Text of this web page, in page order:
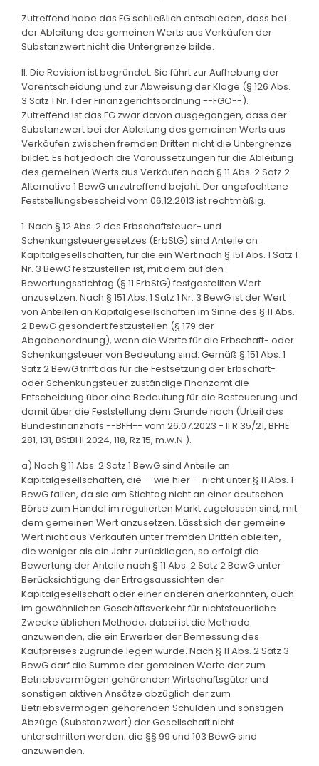
Zutreffend habe das FG schließlich entschieden, dass bei
der Ableitung des gemeinen Werts aus Verkäufen der
Substanzwert nicht die Untergrenze bilde.
II. Die Revision ist begründet. Sie führt zur Aufhebung der
Vorentscheidung und zur Abweisung der Klage (§ 126 Abs.
3 Satz 1 Nr. 1 der Finanzgerichtsordnung --FGO--).
Zutreffend ist das FG zwar davon ausgegangen, dass der
Substanzwert bei der Ableitung des gemeinen Werts aus
Verkäufen zwischen fremden Dritten nicht die Untergrenze
bildet. Es hat jedoch die Voraussetzungen für die Ableitung
des gemeinen Werts aus Verkäufen nach § 11 Abs. 2 Satz 2
Alternative 1 BewG unzutreffend bejaht. Der angefochtene
Feststellungsbescheid vom 06.12.2013 ist rechtmäßig.
1. Nach § 12 Abs. 2 des Erbschaftsteuer- und
Schenkungsteuergesetzes (ErbStG) sind Anteile an
Kapitalgesellschaften, für die ein Wert nach § 151 Abs. 1 Satz 1
Nr. 3 BewG festzustellen ist, mit dem auf den
Bewertungsstichtag (§ 11 ErbStG) festgestellten Wert
anzusetzen. Nach § 151 Abs. 1 Satz 1 Nr. 3 BewG ist der Wert
von Anteilen an Kapitalgesellschaften im Sinne des § 11 Abs.
2 BewG gesondert festzustellen (§ 179 der
Abgabenordnung), wenn die Werte für die Erbschaft- oder
Schenkungsteuer von Bedeutung sind. Gemäß § 151 Abs. 1
Satz 2 BewG trifft das für die Festsetzung der Erbschaft-
oder Schenkungsteuer zuständige Finanzamt die
Entscheidung über eine Bedeutung für die Besteuerung und
damit über die Feststellung dem Grunde nach (Urteil des
Bundesfinanzhofs --BFH-- vom 26.07.2023 - II R 35/21, BFHE
281, 131, BStBl II 2024, 118, Rz 15, m.w.N.).
a) Nach § 11 Abs. 2 Satz 1 BewG sind Anteile an
Kapitalgesellschaften, die --wie hier-- nicht unter § 11 Abs. 1
BewG fallen, da sie am Stichtag nicht an einer deutschen
Börse zum Handel im regulierten Markt zugelassen sind, mit
dem gemeinen Wert anzusetzen. Lässt sich der gemeine
Wert nicht aus Verkäufen unter fremden Dritten ableiten,
die weniger als ein Jahr zurückliegen, so erfolgt die
Bewertung der Anteile nach § 11 Abs. 2 Satz 2 BewG unter
Berücksichtigung der Ertragsaussichten der
Kapitalgesellschaft oder einer anderen anerkannten, auch
im gewöhnlichen Geschäftsverkehr für nichtsteuerliche
Zwecke üblichen Methode; dabei ist die Methode
anzuwenden, die ein Erwerber der Bemessung des
Kaufpreises zugrunde legen würde. Nach § 11 Abs. 2 Satz 3
BewG darf die Summe der gemeinen Werte der zum
Betriebsvermögen gehörenden Wirtschaftsgüter und
sonstigen aktiven Ansätze abzüglich der zum
Betriebsvermögen gehörenden Schulden und sonstigen
Abzüge (Substanzwert) der Gesellschaft nicht
unterschritten werden; die §§ 99 und 103 BewG sind
anzuwenden.